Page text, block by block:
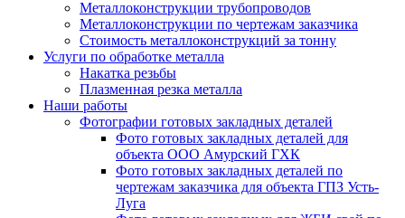
Металлоконструкции трубопроводов
Металлоконструкции по чертежам заказчика
Cтоимость металлоконструкций за тонну
Услуги по обработке металла
Накатка резьбы
Плазменная резка металла
Наши работы
Фотографии готовых закладных деталей
Фото готовых закладных деталей для
объекта ООО Амурский ГХК
Фото готовых закладных деталей по
чертежам заказчика для объекта ГПЗ Усть-
Луга